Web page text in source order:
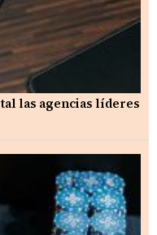
las agencias líderes